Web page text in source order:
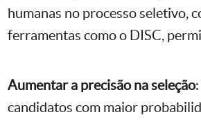
humanas no processo seletivo,
ferramentas como o DISC,
Aumentar a precisão na seleção
candidatos com maior